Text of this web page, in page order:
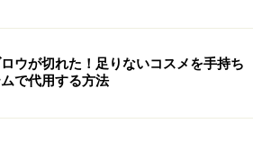
ウが切れた！足りないコスメを手持ち
で代用する方法